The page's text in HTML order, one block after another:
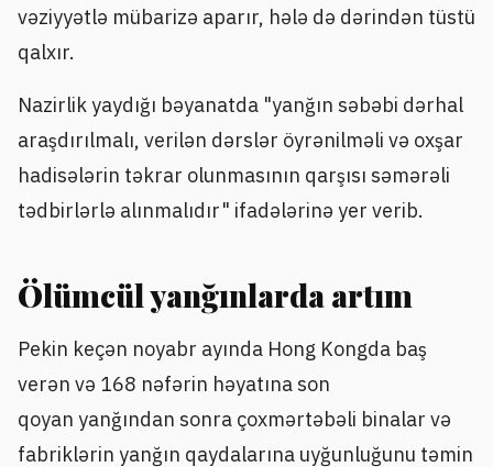
vəziyyətlə mübarizə aparır, hələ də dərindən tüstü
qalxır.
Nazirlik yaydığı bəyanatda "yanğın səbəbi dərhal
araşdırılmalı, verilən dərslər öyrənilməli və oxşar
hadisələrin təkrar olunmasının qarşısı səmərəli
tədbirlərlə alınmalıdır" ifadələrinə yer verib.
Ölümcül yanğınlarda artım
Pekin keçən noyabr ayında Hong Kongda baş
verən və 168 nəfərin həyatına son
qoyan yanğından sonra çoxmərtəbəli binalar və
fabriklərin yanğın qaydalarına uyğunluğunu təmin